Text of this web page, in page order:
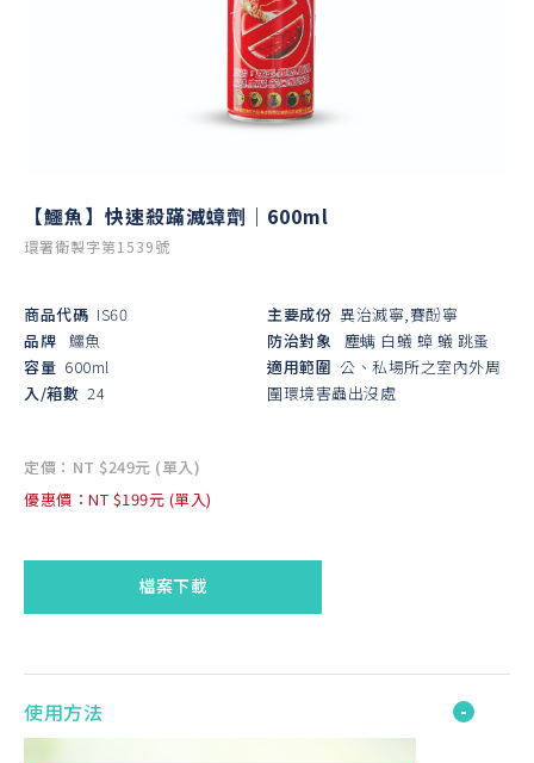
【鱷魚】快速殺蹣滅蟑劑｜600ml
環署衛製字第1539號
商品代碼 IS60
品牌 鱷魚
容量 600ml
入/箱數 24
主要成份 異治滅寧,賽酚寧
防治對象
塵螨 白蟻 蟑 蟻 跳蚤
適用範圍 公、私場所之室內外周
圍環境害蟲出沒處
定價：NT $249元 (單入)
優惠價：NT $199元 (單入)
檔案下載
使用方法